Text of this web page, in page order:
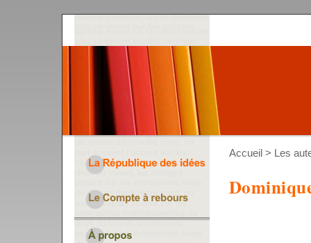
Accueil > Les